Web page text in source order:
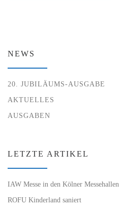
NEWS
20. JUBILÄUMS-AUSGABE
AKTUELLES
AUSGABEN
LETZTE ARTIKEL
IAW Messe in den Kölner Messehallen
ROFU Kinderland saniert